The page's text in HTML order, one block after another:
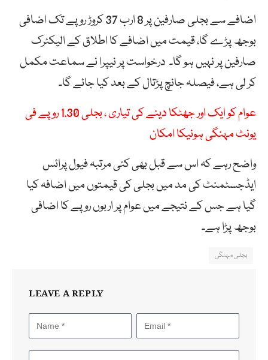
اضافے سے بجلی صارفین پر 8 ارب 37 کروڑ روپے تک اضافی
بوجھ پڑے گا، قیمت میں اضافے کا اطلاق کے الیکٹرک
صارفین پر نہیں ہو گا۔ درخواست پر نیپرا نے سماعت مکمل
کر لی ہے، فیصلہ جانچ پڑتال کے بعد کیا جائے گا۔
عوام کو ایک اور جھٹکا دینے کی تیاری ، بجلی 1.30 روپے فی
یونٹ مہنگی ہونیکا امکان
واضح رہے کہ اس سے قبل بھی کئی مرتبہ فیول پرائس
ایڈجسٹمنٹ کی مد میں بجلی کی قیمتوں میں اضافہ کیا
گیا ہے جس کے نتیجے میں عوام پر اربوں روپے کا اضافی
بوجھ پڑا ہے۔
بجلی مہنگی
LEAVE A REPLY